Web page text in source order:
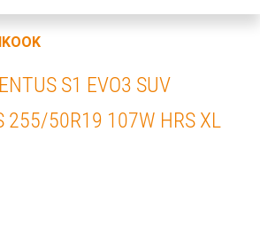
S1 EVO3 SUV
255/50R19 107W HRS XL